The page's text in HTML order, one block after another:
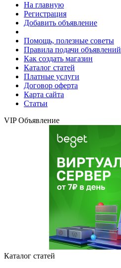
На главную
Регистрация
Добавить объявление
Помощь, полезные советы
Правила подачи объявлений
Как создать магазин
Каталог статей
Платные услуги
Договор оферта
Карта сайта
Статьи
VIP Объявление
Каталог статей